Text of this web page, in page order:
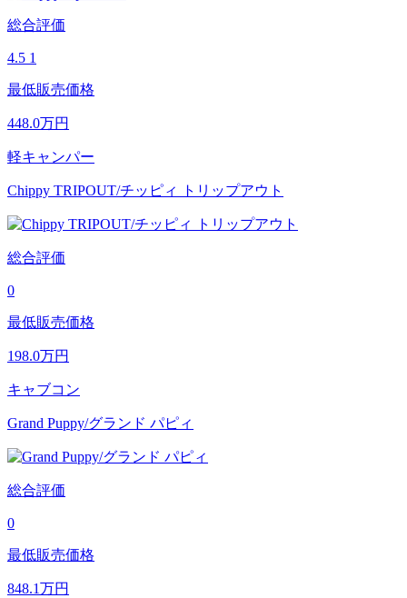
総合評価
4.5 1
最低販売価格
448.0万円
軽キャンパー
Chippy TRIPOUT/チッピィ トリップアウト
総合評価
0
最低販売価格
198.0万円
キャブコン
Grand Puppy/グランド パピィ
総合評価
0
最低販売価格
848.1万円